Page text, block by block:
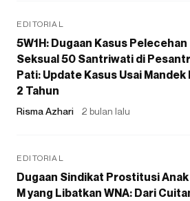
EDITORIAL
5W1H: Dugaan Kasus Pelecehan
Seksual 50 Santriwati di
Pati: Update Kasus Usai Mandek
2 Tahun
Risma Azhari 2 bulan lalu
EDITORIAL
Dugaan Sindikat Prostitusi Anak
M yang Libatkan WNA: Dari